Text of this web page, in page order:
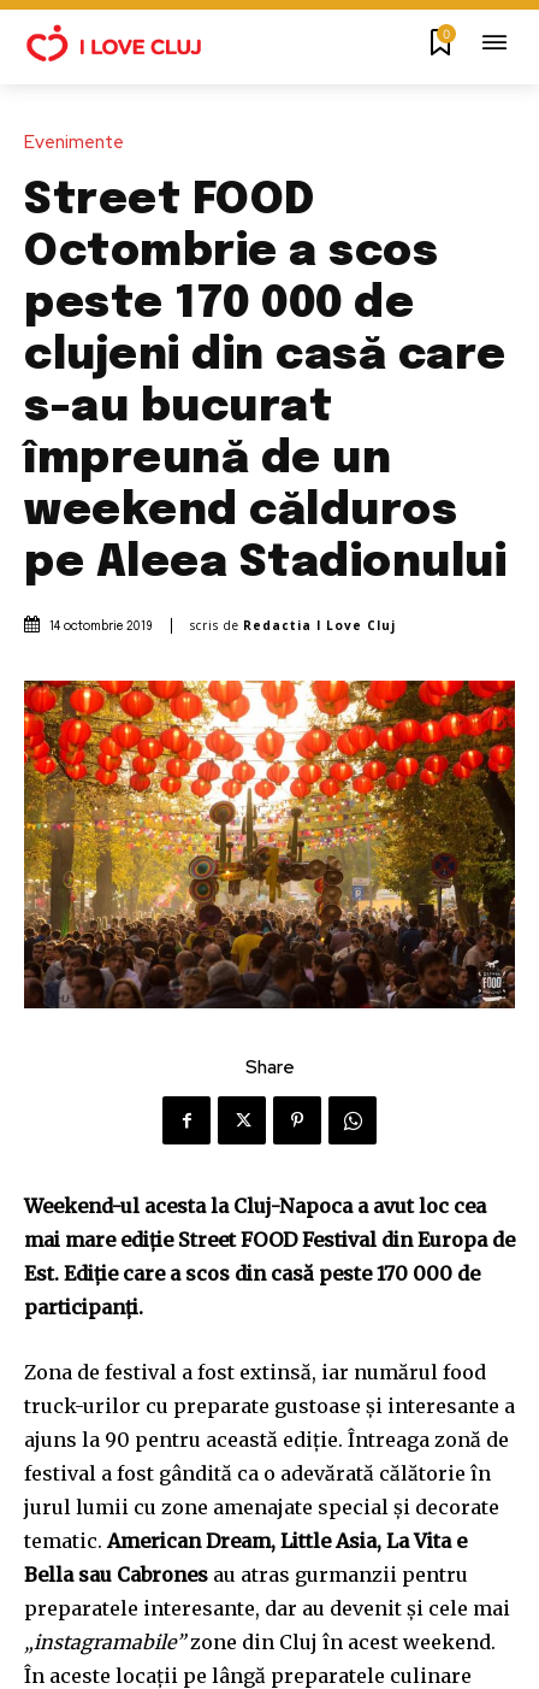
0
Evenimente
Street FOOD
Octombrie a scos
peste 170 000 de
clujeni din casă care
s-au bucurat
împreună de un
weekend călduros
pe Aleea Stadionului
14 octombrie 2019 scris de Redactia I Love Cluj
Share
Weekend-ul acesta la Cluj-Napoca a avut loc cea
mai mare ediție Street FOOD Festival din Europa de
Est. Ediție care a scos din casă peste 170 000 de
participanți.
Zona de festival a fost extinsă, iar numărul food
truck-urilor cu preparate gustoase și interesante a
ajuns la 90 pentru această ediție. Întreaga zonă de
festival a fost gândită ca o adevărată călătorie în
jurul lumii cu zone amenajate special și decorate
tematic. American Dream, Little Asia, La Vita e
Bella sau Cabrones au atras gurmanzii pentru
preparatele interesante, dar au devenit și cele mai
„instagramabile”zone din Cluj în acest weekend.
În aceste locații pe lângă preparatele culinare